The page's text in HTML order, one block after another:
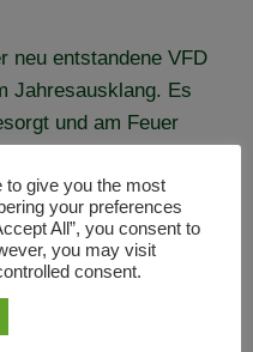
neu entstandene VFD
Jahresausklang. Es
und am Feuer
Events und
Ich wünsche
Kreise eurer
Jahr.
to give you the most
your preferences
All”, you consent to
you may visit
consent.